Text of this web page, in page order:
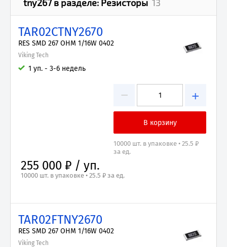
tny267в разделе: Резисторы 13
TAR02CTNY2670
RES SMD 267 OHM 1/16W 0402
Viking Tech
1 уп. - 3-6 недель
− +
10000 шт. в упаковке • 25.5 ₽
за ед.
255 000 ₽ / уп.
10000 шт. в упаковке • 25.5 ₽ за ед.
TAR02FTNY2670
RES SMD 267 OHM 1/16W 0402
Viking Tech